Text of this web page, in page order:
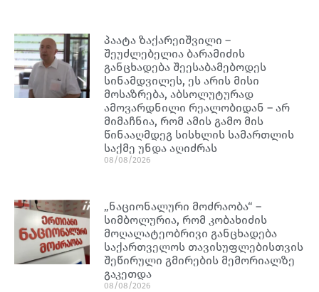
პაატა ზაქარეიშვილი –
შეუძლებელია ბარამიძის
განცხადება შეესაბამებოდეს
სინამდვილეს, ეს არის მისი
მოსაზრება, აბსოლუტურად
ამოვარდნილი რეალობიდან – არ
მიმაჩნია, რომ ამის გამო მის
წინააღმდეგ სისხლის სამართლის
საქმე უნდა აღიძრას
08/08/2026
„ნაციონალური მოძრაობა“ –
სიმბოლურია, რომ კობახიძის
მოღალატეობრივი განცხადება
საქართველოს თავისუფლებისთვის
შეწირული გმირების მემორიალზე
გაკეთდა
08/08/2026